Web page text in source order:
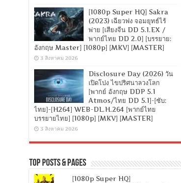
[1080p Super HQ] Sakra
(2023) เฉียวฟง จอมยุทธ์ไร้
พ่าย [เสียงจีน DD 5.1.EX /
พากย์ไทย DD 2.0] [บรรยาย:
อังกฤษ Master] [1080p] [MKV] [MASTER]
3 สิงหาคม 2026
Disclosure Day (2026) วัน
เปิดโปง ไขปริศนาลวงโลก
[พากย์ อังกฤษ DDP 5.1
Atmos/ไทย DD 5.1]-[ซับ:
ไทย]-[H264] WEB-DL.H.264 [พากย์ไทย
บรรยายไทย] [1080p] [MKV] [MASTER]
3 สิงหาคม 2026
Top Posts & Pages
[1080p Super HQ]